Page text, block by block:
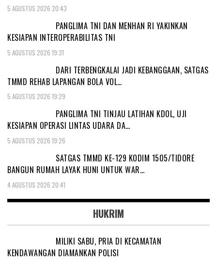
5 AGUSTUS 2026 20:43
PANGLIMA TNI DAN MENHAN RI YAKINKAN
KESIAPAN INTEROPERABILITAS TNI
5 AGUSTUS 2026 19:31
DARI TERBENGKALAI JADI KEBANGGAAN, SATGAS
TMMD REHAB LAPANGAN BOLA VOL…
5 AGUSTUS 2026 19:29
PANGLIMA TNI TINJAU LATIHAN KDOL, UJI
KESIAPAN OPERASI LINTAS UDARA DA…
5 AGUSTUS 2026 19:26
SATGAS TMMD KE-129 KODIM 1505/TIDORE
BANGUN RUMAH LAYAK HUNI UNTUK WAR…
4 AGUSTUS 2026 20:41
HUKRIM
MILIKI SABU, PRIA DI KECAMATAN
KENDAWANGAN DIAMANKAN POLISI